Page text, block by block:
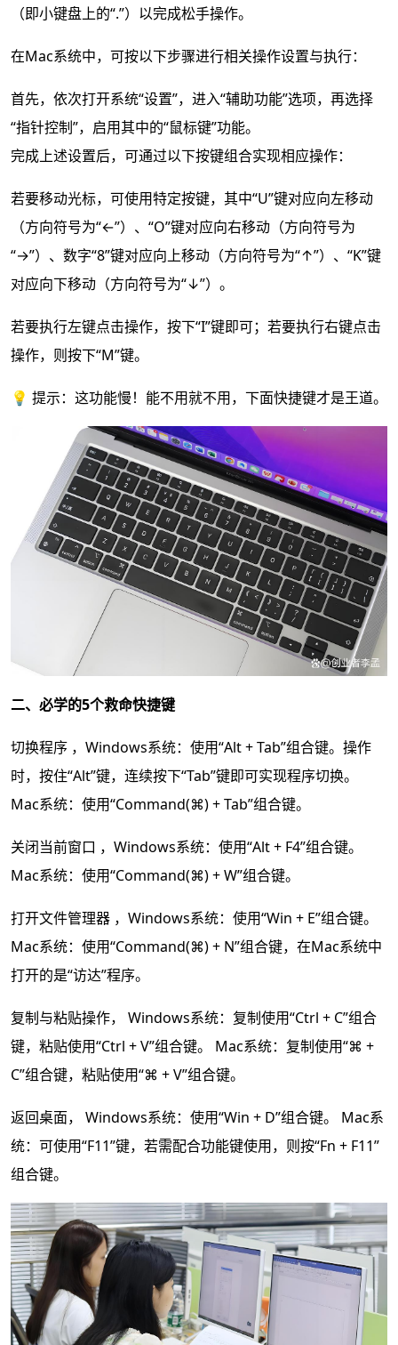
（即小键盘上的“.”）以完成松手操作。
在Mac系统中，可按以下步骤进行相关操作设置与执行：
首先，依次打开系统“设置”，进入“辅助功能”选项，再选择
“指针控制”，启用其中的“鼠标键”功能。
完成上述设置后，可通过以下按键组合实现相应操作：
若要移动光标，可使用特定按键，其中“U”键对应向左移动
（方向符号为“←”）、“O”键对应向右移动（方向符号为
“→”）、数字“8”键对应向上移动（方向符号为“↑”）、“K”键
对应向下移动（方向符号为“↓”）。
若要执行左键点击操作，按下“I”键即可；若要执行右键点击
操作，则按下“M”键。
💡 提示：这功能慢！能不用就不用，下面快捷键才是王道。
二、必学的5个救命快捷键
切换程序 ，Windows系统：使用“Alt + Tab”组合键。操作
时，按住“Alt”键，连续按下“Tab”键即可实现程序切换。
Mac系统：使用“Command(⌘) + Tab”组合键。
关闭当前窗口 ，Windows系统：使用“Alt + F4”组合键。
Mac系统：使用“Command(⌘) + W”组合键。
打开文件管理器 ，Windows系统：使用“Win + E”组合键。
Mac系统：使用“Command(⌘) + N”组合键，在Mac系统中
打开的是“访达”程序。
复制与粘贴操作， Windows系统：复制使用“Ctrl + C”组合
键，粘贴使用“Ctrl + V”组合键。 Mac系统：复制使用“⌘ +
C”组合键，粘贴使用“⌘ + V”组合键。
返回桌面， Windows系统：使用“Win + D”组合键。 Mac系
统：可使用“F11”键，若需配合功能键使用，则按“Fn + F11”
组合键。